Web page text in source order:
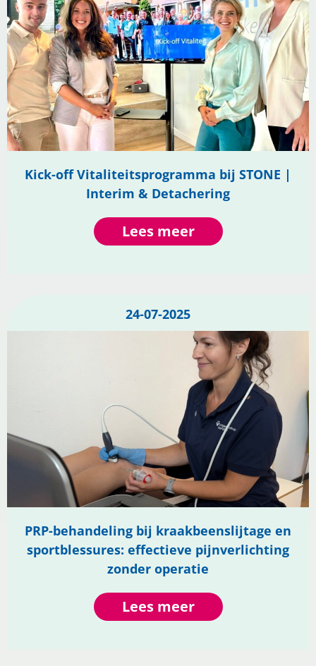
Kick-off Vitaliteitsprogramma bij STONE |
Interim & Detachering
Lees meer
24-07-2025
PRP-behandeling bij kraakbeenslijtage en
sportblessures: effectieve pijnverlichting
zonder operatie
Lees meer